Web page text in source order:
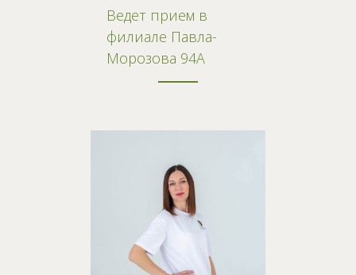
Ведет прием в
филиале Павла-
Морозова 94А